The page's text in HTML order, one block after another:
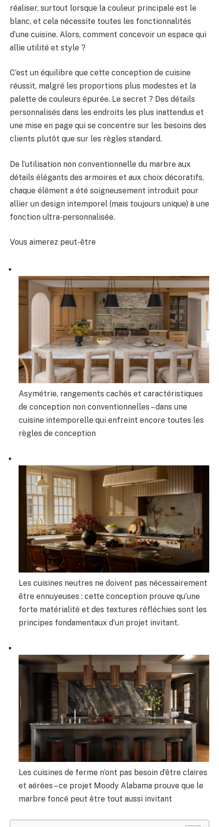
BULLETIN
réaliser, surtout lorsque la couleur principale est le
blanc, et cela nécessite toutes les fonctionnalités
d’une cuisine. Alors, comment concevoir un espace qui
allie utilité et style ?
C’est un équilibre que cette conception de cuisine
réussit, malgré les proportions plus modestes et la
palette de couleurs épurée. Le secret ? Des détails
personnalisés dans les endroits les plus inattendus et
une mise en page qui se concentre sur les besoins des
clients plutôt que sur les règles standard.
De l’utilisation non conventionnelle du marbre aux
détails élégants des armoires et aux choix décoratifs,
chaque élément a été soigneusement introduit pour
allier un design intemporel (mais toujours unique) à une
fonction ultra-personnalisée.
Vous aimerez peut-être
Asymétrie, rangements cachés et caractéristiques
de conception non conventionnelles – dans une
cuisine intemporelle qui enfreint encore toutes les
règles de conception
Les cuisines neutres ne doivent pas nécessairement
être ennuyeuses : cette conception prouve qu’une
forte matérialité et des textures réfléchies sont les
principes fondamentaux d’un projet invitant.
Les cuisines de ferme n’ont pas besoin d’être claires
et aérées – ce projet Moody Alabama prouve que le
marbre foncé peut être tout aussi invitant